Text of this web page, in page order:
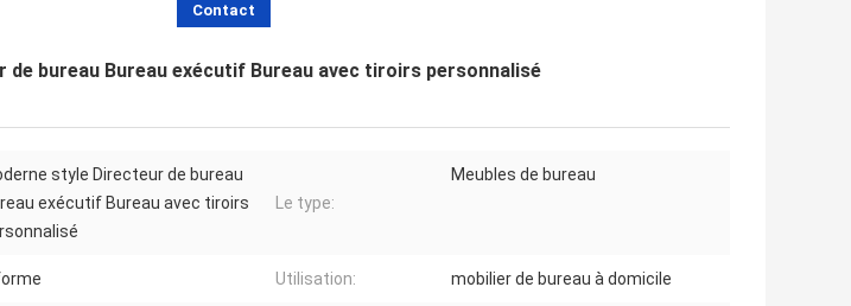
Contact
de bureau Bureau exécutif Bureau avec tiroirs personnalisé
style Directeur de bureau
exécutif Bureau avec tiroirs
Le type:
Meubles de bureau
Utilisation: mobilier de bureau à domicile